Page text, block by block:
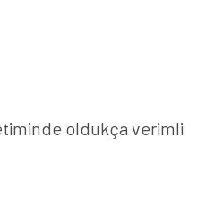
oldukça verimli